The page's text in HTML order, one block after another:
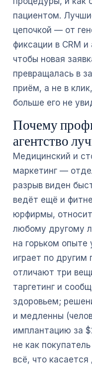
пациентом.
цепочкой — от
фиксации в CRM
чтобы новая
превращалась в
приём, а не в
больше его не
Почему
агентство
Медицинский и
маркетинг —
разрыв виден
ведёт ещё и
юрфирмы,
любому другому
на горьком опыте
играет по
отличают три
таргетинг и
здоровьем;
и медленны
имплантацию за
не как
всё, что